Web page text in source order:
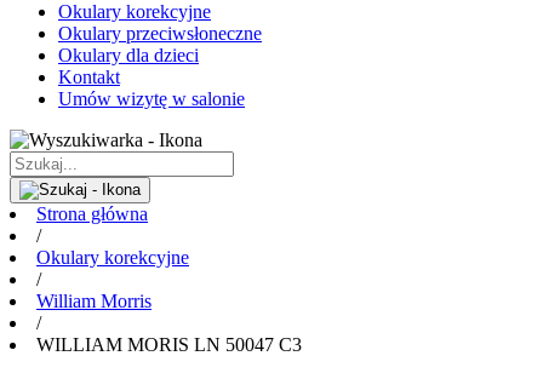
Okulary korekcyjne
Okulary przeciwsłoneczne
Okulary dla dzieci
Kontakt
Umów wizytę w salonie
Strona główna
/
Okulary korekcyjne
/
William Morris
/
WILLIAM MORIS LN 50047 C3